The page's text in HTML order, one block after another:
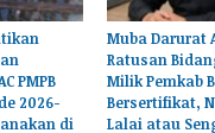
PMPB
2026-
di
Muba Darurat
Ratusan
Milik Pemkab
Bersertifikat,
Lalai atau